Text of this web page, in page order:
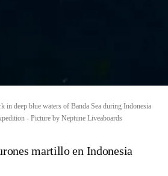
in deep blue waters of Banda Sea during Indonesia
- Picture by Neptune Liveaboards
martillo en Indonesia